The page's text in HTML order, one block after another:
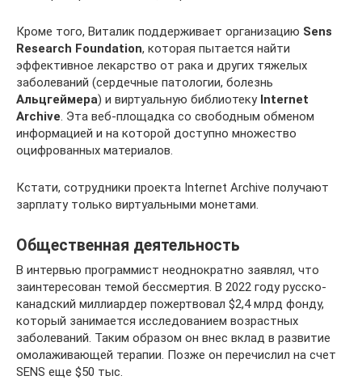
Кроме того, Виталик поддерживает организацию Sens
Research Foundation, которая пытается найти
эффективное лекарство от рака и других тяжелых
заболеваний (сердечные патологии, болезнь
Альцгеймера) и виртуальную библиотеку Internet
Archive. Эта веб-площадка со свободным обменом
информацией и на которой доступно множество
оцифрованных материалов.
Кстати, сотрудники проекта Internet Archive получают
зарплату только виртуальными монетами.
Общественная деятельность
В интервью программист неоднократно заявлял, что
заинтересован темой бессмертия. В 2022 году русско-
канадский миллиардер пожертвовал $2,4 млрд фонду,
который занимается исследованием возрастных
заболеваний. Таким образом он внес вклад в развитие
омолаживающей терапии. Позже он перечислил на счет
SENS еще $50 тыс.